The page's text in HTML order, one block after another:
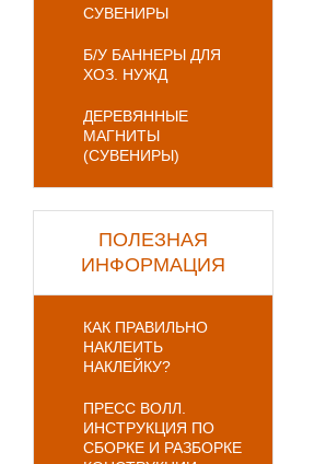
СУВЕНИРЫ
Б/У БАННЕРЫ ДЛЯ
ХОЗ. НУЖД
ДЕРЕВЯННЫЕ
МАГНИТЫ
(СУВЕНИРЫ)
ПОЛЕЗНАЯ
ИНФОРМАЦИЯ
КАК ПРАВИЛЬНО
НАКЛЕИТЬ
НАКЛЕЙКУ?
ПРЕСС ВОЛЛ.
ИНСТРУКЦИЯ ПО
СБОРКЕ И РАЗБОРКЕ